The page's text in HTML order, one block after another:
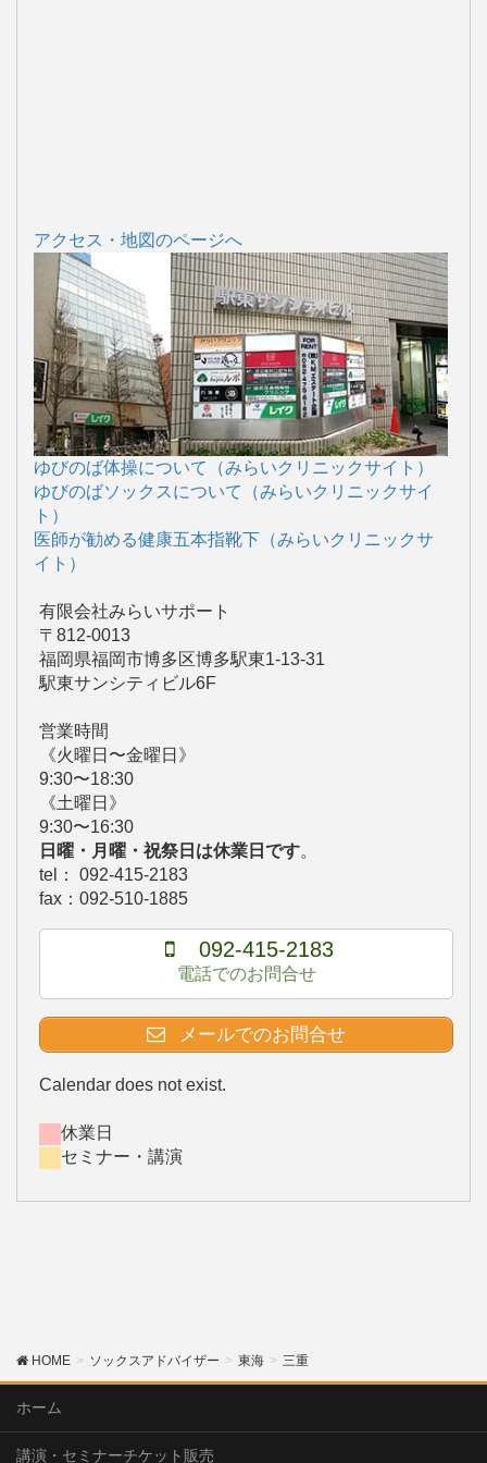
アクセス・地図のページへ
ゆびのば体操について（みらいクリニックサイト）
ゆびのばソックスについて（みらいクリニックサイ
ト）
医師が勧める健康五本指靴下（みらいクリニックサ
イト）
有限会社みらいサポート
〒812-0013
福岡県福岡市博多区博多駅東1-13-31
駅東サンシティビル6F
営業時間
《火曜日〜金曜日》
9:30〜18:30
《土曜日》
9:30〜16:30
日曜・月曜・祝祭日は休業日です。
tel： 092-415-2183
fax：092-510-1885
092-415-2183
電話でのお問合せ
メールでのお問合せ
Calendar does not exist.
休業日
セミナー・講演
HOME ソックスアドバイザー 東海 三重
ホーム
講演・セミナーチケット販売